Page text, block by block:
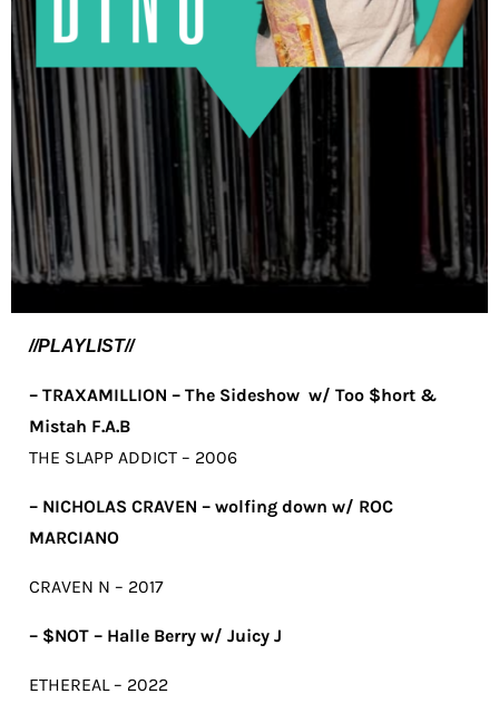
//PLAYLIST//
– TRAXAMILLION – The Sideshow w/ Too $hort &
Mistah F.A.B
THE SLAPP ADDICT – 2006
– NICHOLAS CRAVEN – wolfing down w/ ROC
MARCIANO
CRAVEN N – 2017
– $NOT – Halle Berry w/ Juicy J
ETHEREAL – 2022